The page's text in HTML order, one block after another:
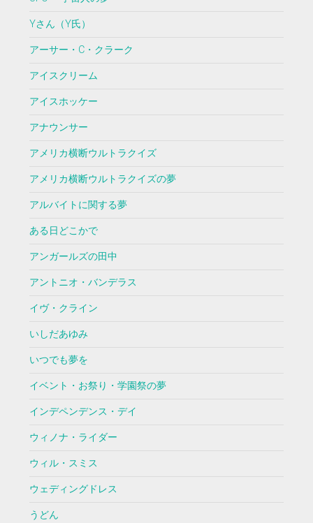
Yさん（Y氏）
アーサー・C・クラーク
アイスクリーム
アイスホッケー
アナウンサー
アメリカ横断ウルトラクイズ
アメリカ横断ウルトラクイズの夢
アルバイトに関する夢
ある日どこかで
アンガールズの田中
アントニオ・バンデラス
イヴ・クライン
いしだあゆみ
いつでも夢を
イベント・お祭り・学園祭の夢
インデペンデンス・デイ
ウィノナ・ライダー
ウィル・スミス
ウェディングドレス
うどん